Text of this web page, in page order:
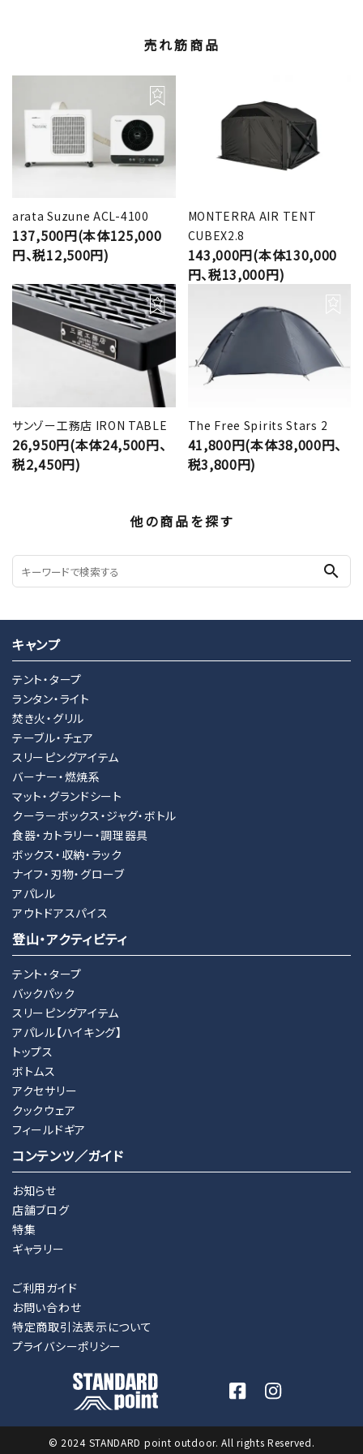
売れ筋商品
arata Suzune ACL-4100
137,500円(本体125,000
円、税12,500円)
MONTERRA AIR TENT
CUBEX2.8
143,000円(本体130,000
円、税13,000円)
サンゾー工務店 IRON TABLE
26,950円(本体24,500円、
税2,450円)
The Free Spirits Stars 2
41,800円(本体38,000円、
税3,800円)
他の商品を探す
search
キャンプ
テント・タープ
ランタン・ライト
焚き火・グリル
テーブル・チェア
スリーピングアイテム
バーナー・燃焼系
マット・グランドシート
クーラーボックス・ジャグ・ボトル
食器・カトラリー・調理器具
ボックス・収納・ラック
ナイフ・刃物・グローブ
アパレル
アウトドアスパイス
登山・アクティビティ
テント・タープ
バックパック
スリーピングアイテム
アパレル【ハイキング】
トップス
ボトムス
アクセサリー
クックウェア
フィールドギア
コンテンツ／ガイド
お知らせ
店舗ブログ
特集
ギャラリー
ご利用ガイド
お問い合わせ
特定商取引法表示について
プライバシーポリシー
© 2024 STANDARD point outdoor. All rights Reserved.